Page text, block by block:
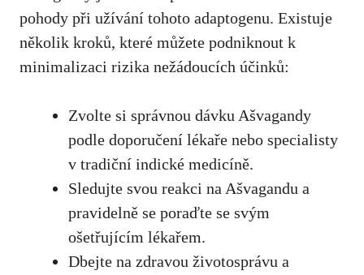
pohody​ při užívání tohoto‌ adaptogenu. Existuje
několik kroků, které můžete podniknout ⁢k
minimalizaci ⁢rizika nežádoucích ‌účinků:
Zvolte si správnou dávku Ašvagandy
podle doporučení lékaře nebo specialisty
v tradiční indické ‍medicíně.
Sledujte svou reakci ‍na Ašvagandu a
⁢pravidelně se poraďte se svým
ošetřujícím lékařem.
Dbejte na zdravou životosprávu a